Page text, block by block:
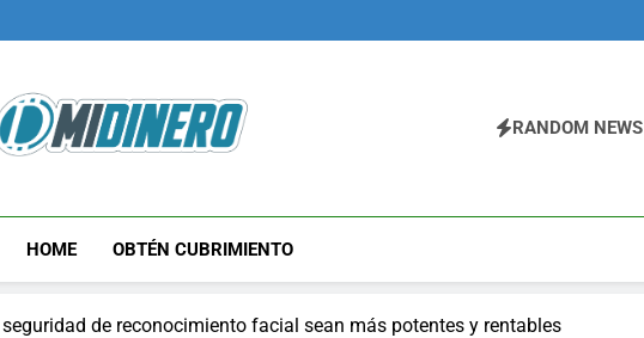
RANDOM NEWS
HOME OBTÉN CUBRIMIENTO
de reconocimiento facial sean más potentes y rentables